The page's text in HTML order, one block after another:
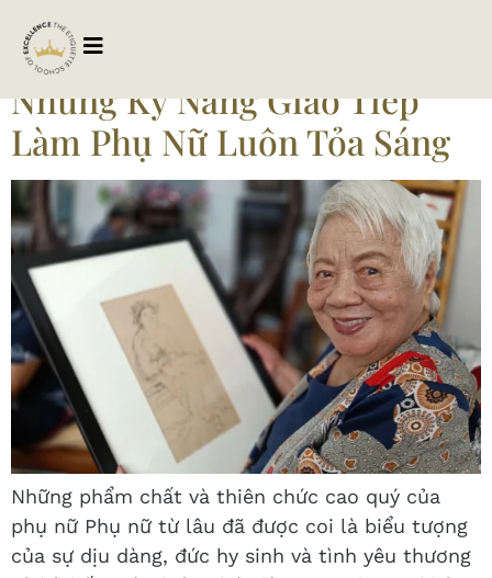
Tag:
Những Kỹ Năng Giao Tiếp
Làm Phụ Nữ Luôn Tỏa Sáng
Những phẩm chất và thiên chức cao quý của
phụ nữ Phụ nữ từ lâu đã được coi là biểu tượng
của sự dịu dàng, đức hy sinh và tình yêu thương